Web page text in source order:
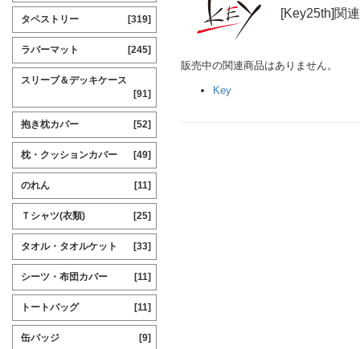
[Key25th]関
販売中の関連商品はありません。
Key
タペストリー [319]
ラバーマット [245]
スリーブ＆デッキケース
[91]
抱き枕カバー [52]
枕・クッションカバー [49]
のれん [11]
Ｔシャツ(衣類) [25]
タオル・タオルケット [33]
シーツ・布団カバー [11]
トートバッグ [11]
缶バッジ [9]